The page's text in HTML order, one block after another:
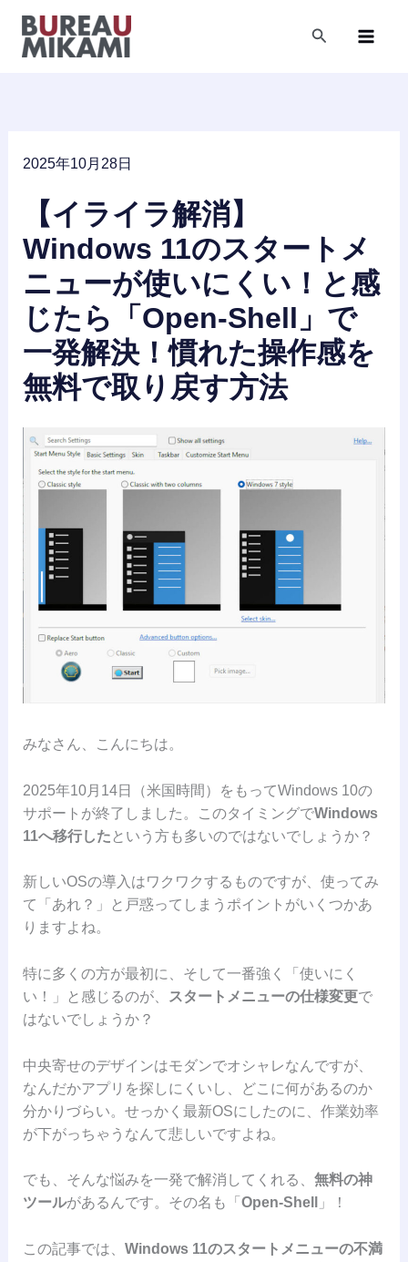
検
2025年10月28日
【イライラ解消】
Windows 11のスタートメ
ニューが使いにくい！と感
じたら「Open-Shell」で
一発解決！慣れた操作感を
無料で取り戻す方法
みなさん、こんにちは。
2025年10月14日（米国時間）をもってWindows 10の
サポートが終了しました。このタイミングでWindows
11へ移行した という方も多いのではないでしょうか？
新しいOSの導入はワクワクするものですが、使ってみ
て「あれ？」と戸惑ってしまうポイントがいくつかあ
りますよね。
特に多くの方が最初に、そして一番強く「使いにく
い！」と感じるのが、
スタートメニューの仕様変更で
はないでしょうか？
中央寄せのデザインはモダンでオシャレなんですが、
なんだかアプリを探しにくいし、どこに何があるのか
分かりづらい。せっかく最新OSにしたのに、作業効率
が下がっちゃうなんて悲しいですよね。
でも、そんな悩みを一発で解消してくれる、 無料の神
ツールがあるんです。その名も「 Open-Shell 」！
この記事では、 Windows 11のスタートメニューの不満